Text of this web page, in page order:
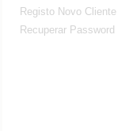
Registo Novo Cliente
Recuperar Password